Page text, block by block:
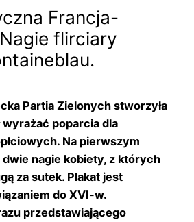
Francja-
flirciary
Partia Zielonych stworzyła
wyrażać poparcia dla
Na pierwszym
nagie kobiety, z których
za sutek. Plakat jest
do XVI-w.
przedstawiającego